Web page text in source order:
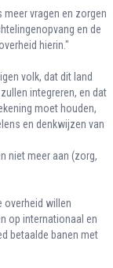
meer vragen en zorgen
en de
hierin."
volk, dat dit land
integreren, en dat
moet houden,
en denkwijzen van
niet meer aan (zorg,
overheid willen
op internationaal en
betaalde banen met